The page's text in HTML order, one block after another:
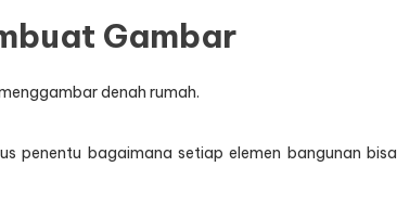
Gambar
denah rumah.
penentu bagaimana setiap elemen bangunan bisa